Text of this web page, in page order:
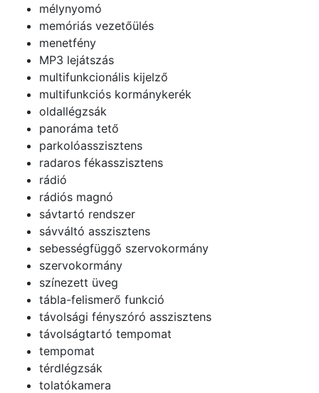
mélynyomó
memóriás vezetőülés
menetfény
MP3 lejátszás
multifunkcionális kijelző
multifunkciós kormánykerék
oldallégzsák
panoráma tető
parkolóasszisztens
radaros fékasszisztens
rádió
rádiós magnó
sávtartó rendszer
sávváltó asszisztens
sebességfüggő szervokormány
szervokormány
színezett üveg
tábla-felismerő funkció
távolsági fényszóró asszisztens
távolságtartó tempomat
tempomat
térdlégzsák
tolatókamera